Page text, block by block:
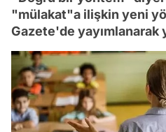
"mülakat"a ilişkin yeni
Gazete'de yayımlanarak